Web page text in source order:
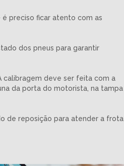
preciso ficar atento com as
dos pneus para garantir
calibragem deve ser feita com a
da porta do motorista, na tampa
de reposição para atender a frota